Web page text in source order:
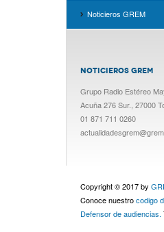
Noticieros GREM
NOTICIEROS GREM
Grupo Radio Estéreo
Acuña 276 Sur., 27000
01 871 711 0260
Copyright © 2017 by
Conoce nuestrocodigo
Defensor de audiencias.